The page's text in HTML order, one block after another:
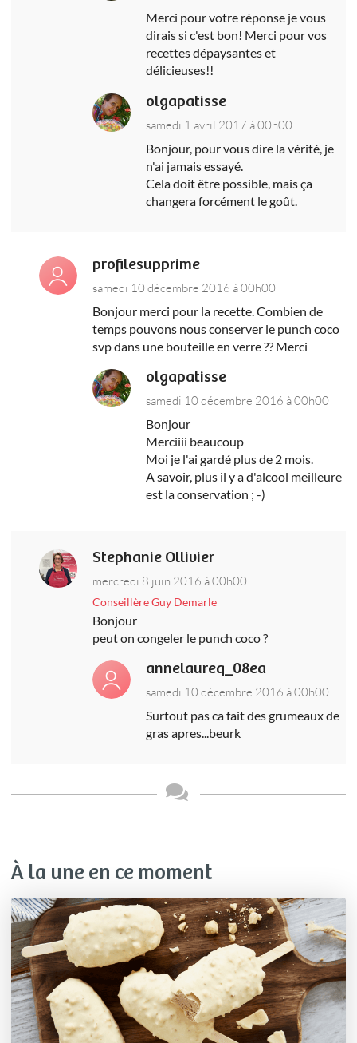
Merci pour votre réponse je vous
dirais si c'est bon! Merci pour vos
recettes dépaysantes et
délicieuses!!
olgapatisse
samedi 1 avril 2017 à 00h00
Bonjour, pour vous dire la vérité, je
n'ai jamais essayé.
Cela doit être possible, mais ça
changera forcément le goût.
profilesupprime
samedi 10 décembre 2016 à 00h00
Bonjour merci pour la recette. Combien de
temps pouvons nous conserver le punch coco
svp dans une bouteille en verre ?? Merci
olgapatisse
samedi 10 décembre 2016 à 00h00
Bonjour
Merciiii beaucoup
Moi je l'ai gardé plus de 2 mois.
A savoir, plus il y a d'alcool meilleure
est la conservation ; -)
Stephanie Ollivier
mercredi 8 juin 2016 à 00h00
Conseillère Guy Demarle
Bonjour
peut on congeler le punch coco ?
annelaureq_08ea
samedi 10 décembre 2016 à 00h00
Surtout pas ca fait des grumeaux de
gras apres...beurk
À la une en ce moment